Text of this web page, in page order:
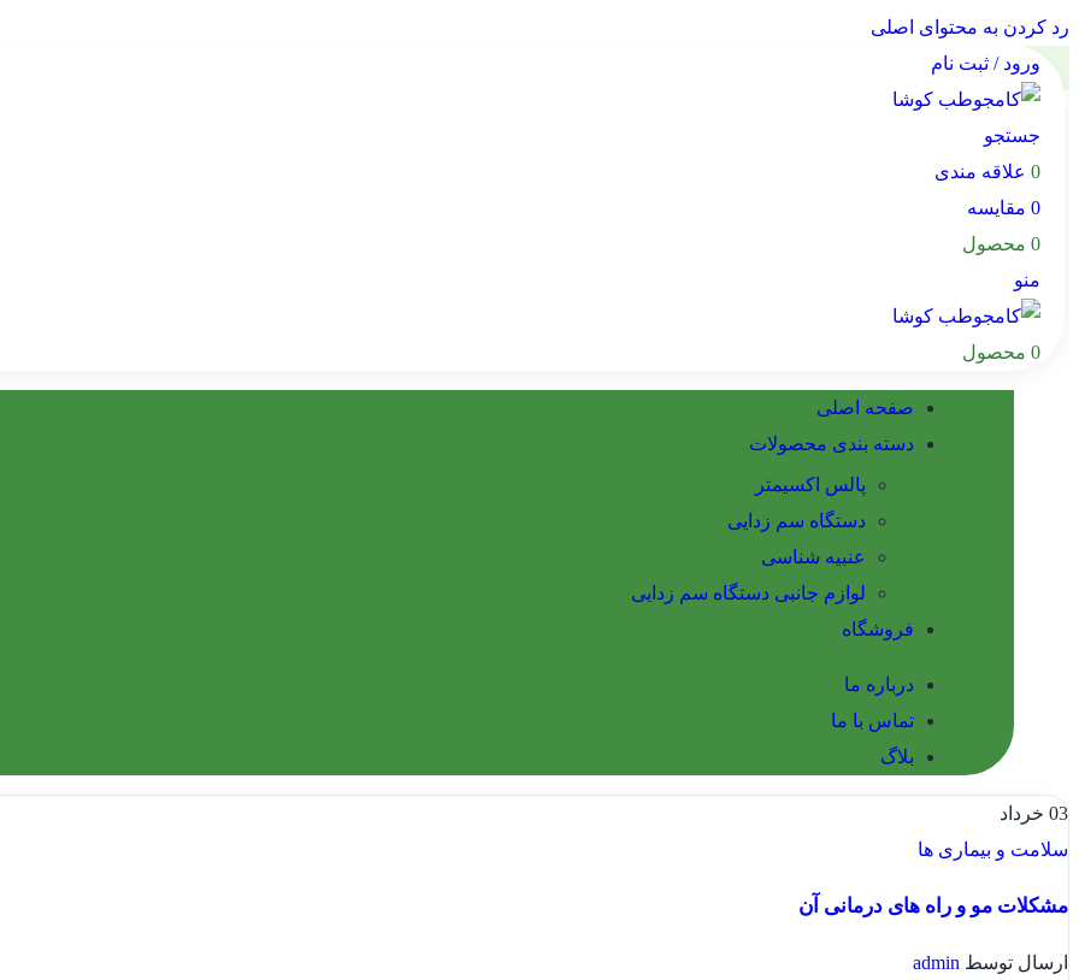
رد کردن به محتوای اصلی
ورود / ثبت نام
جستجو
0 علاقه مندی
0 مقایسه
0 محصول
منو
0 محصول
صفحه اصلی
دسته بندی محصولات
پالس اکسیمتر
دستگاه سم زدایی
عنبیه شناسی
لوازم جانبی دستگاه سم زدایی
فروشگاه
درباره ما
تماس با ما
بلاگ
03 خرداد
سلامت و بیماری ها
مشکلات مو و راه های درمانی آن
ارسال توسط admin